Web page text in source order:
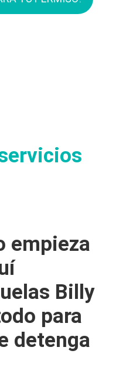
empieza
Billy
para
detenga